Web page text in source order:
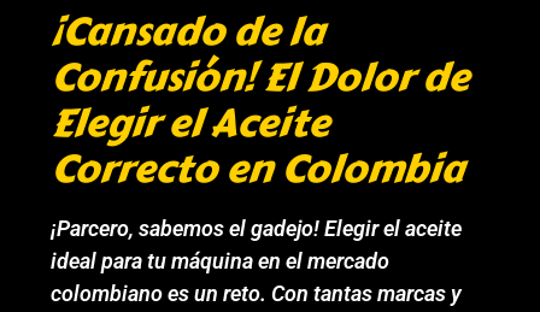
¡Cansado de la
Confusión! El Dolor de
Elegir el Aceite
Correcto en Colombia
¡Parcero, sabemos el gadejo! Elegir el aceite
ideal para tu máquina en el mercado
colombiano es un reto. Con tantas marcas y